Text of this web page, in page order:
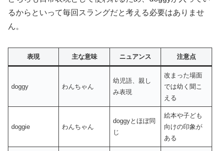
るからといって毎回スラングだと考える必要はありませ
ん。
表現 主な意味 ニュアンス 注意点
doggy わんちゃん
幼児語、親し
み表現
改まった場面
では幼く聞こ
える
doggie わんちゃん
doggyとほぼ同
じ
絵本や子ども
向けの印象が
ある